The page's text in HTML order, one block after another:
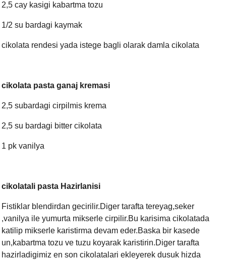
2,5 cay kasigi kabartma tozu
1/2 su bardagi kaymak
cikolata rendesi yada istege bagli olarak damla cikolata
cikolata pasta ganaj kremasi
2,5 subardagi cirpilmis krema
2,5 su bardagi bitter cikolata
1 pk vanilya
cikolatali pasta Hazirlanisi
Fistiklar blendirdan gecirilir.Diger tarafta tereyag,seker
,vanilya ile yumurta mikserle cirpilir.Bu karisima cikolatada
katilip mikserle karistirma devam eder.Baska bir kasede
un,kabartma tozu ve tuzu koyarak karistirin.Diger tarafta
hazirladigimiz en son cikolatalari ekleyerek dusuk hizda